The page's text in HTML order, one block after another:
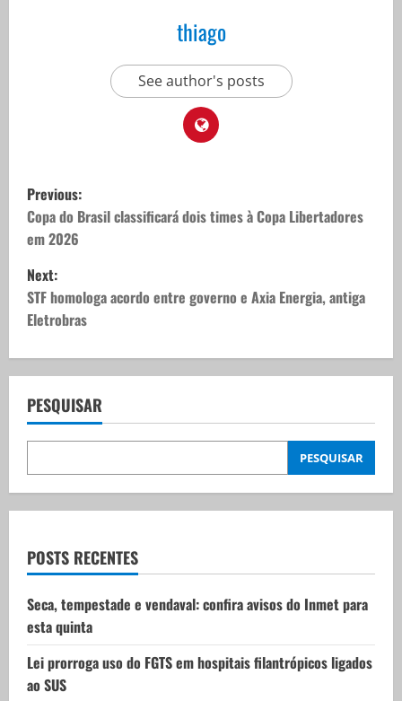
thiago
See author's posts
P
o
s
t
n
a
v
i
g
t
i
o
n
Previous:
Copa do Brasil classificará dois times à Copa Libertadores
em 2026
Next:
STF homologa acordo entre governo e Axia Energia, antiga
Eletrobras
PESQUISAR
PESQUISAR
POSTS RECENTES
Seca, tempestade e vendaval: confira avisos do Inmet para
esta quinta
Lei prorroga uso do FGTS em hospitais filantrópicos ligados
ao SUS